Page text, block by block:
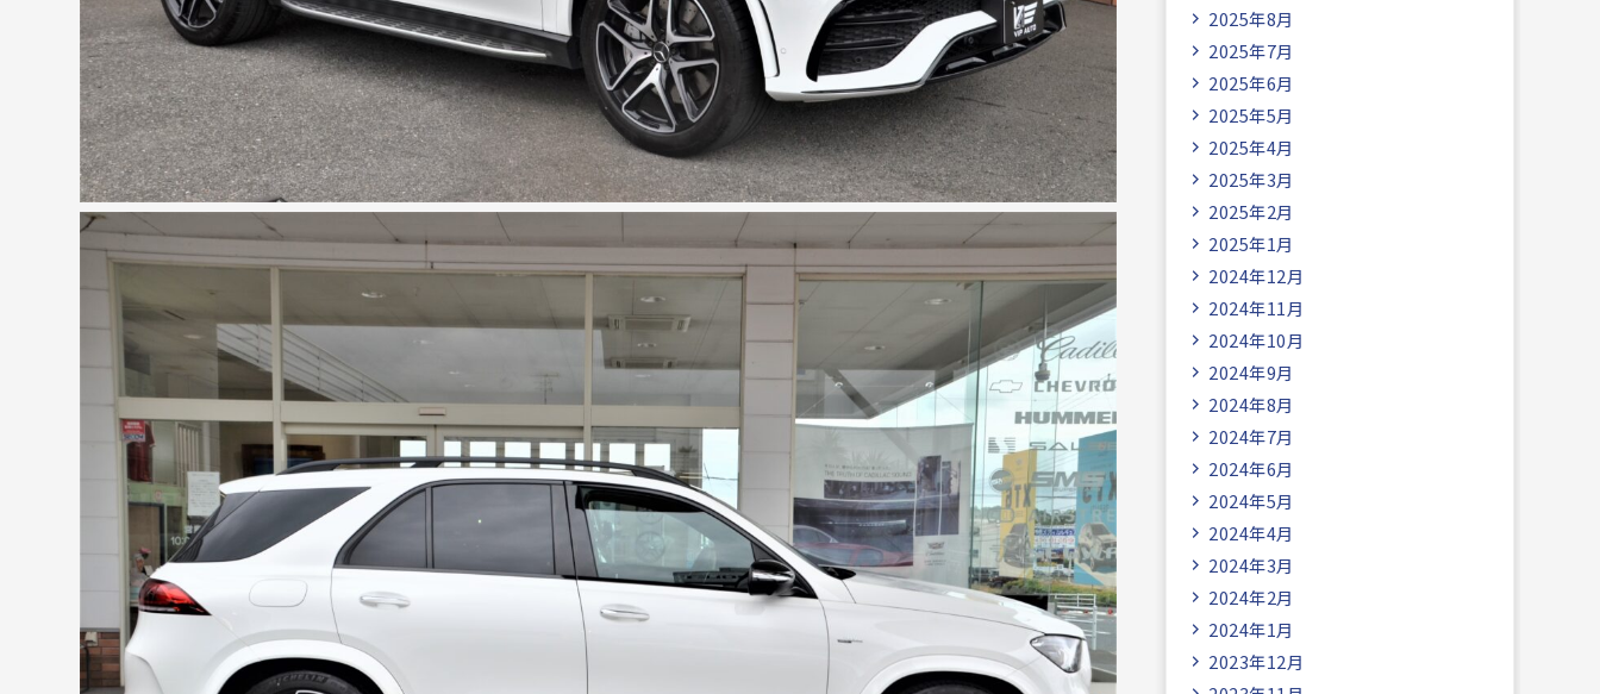
2025年8月
2025年7月
2025年6月
2025年5月
2025年4月
2025年3月
2025年2月
2025年1月
2024年12月
2024年11月
2024年10月
2024年9月
2024年8月
2024年7月
2024年6月
2024年5月
2024年4月
2024年3月
2024年2月
2024年1月
2023年12月